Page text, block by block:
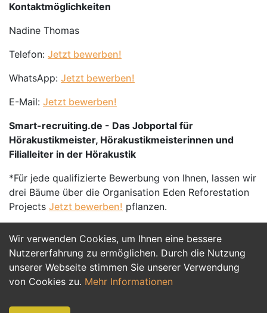
Wir verwenden Cookies, um Ihnen eine bessere
Nutzererfahrung zu ermöglichen. Durch die Nutzung
unserer Webseite stimmen Sie unserer Verwendung
von Cookies zu. Mehr Informationen
Kontaktmöglichkeiten
Nadine Thomas
Telefon: Jetzt bewerben!
WhatsApp: Jetzt bewerben!
E-Mail: Jetzt bewerben!
Smart-recruiting.de - Das Jobportal für
Hörakustikmeister, Hörakustikmeisterinnen und
Filialleiter in der Hörakustik
*Für jede qualifizierte Bewerbung von Ihnen, lassen wir
drei Bäume über die Organisation Eden Reforestation
Projects Jetzt bewerben! pflanzen.
Jetzt Bewerben